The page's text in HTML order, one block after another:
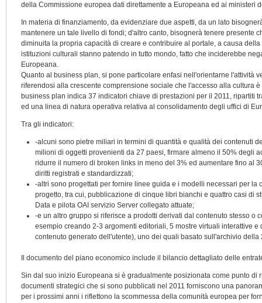
della Commissione europea dati direttamente a Europeana ed ai ministeri
In materia di finanziamento, da evidenziare due aspetti, da un lato
mantenere un tale livello di fondi; d'altro canto, bisognerà tenere presente
diminuita la propria capacità di creare e contribuire al portale, a causa
istituzioni culturali stanno patendo in tutto mondo, fatto che inciderebbe
Europeana.
Quanto al business plan, si pone particolare enfasi nell'orientarne l'attività
riferendosi alla crescente comprensione sociale che l'accesso alla cultura
business plan indica 37 indicatori chiave di prestazioni per il 2011, ripartiti
ed una linea di natura operativa relativa al consolidamento degli uffici di
Tra gli indicatori:
-alcuni sono pietre miliari in termini di quantità e qualità dei contenuti
milioni di oggetti provenienti da 27 paesi, firmare almeno il 50% degli
ridurre il numero di broken links in meno del 3% ed aumentare fino al
diritti registrati e standardizzati;
-altri sono progettati per fornire linee guida e i modelli necessari per la
progetto, tra cui, pubblicazione di cinque libri bianchi e quattro casi di
Data e pilota OAI servizio Server collegato attuate;
-e un altro gruppo si riferisce a prodotti derivati dal contenuto stesso o
esempio creando 2-3 argomenti editoriali, 5 mostre virtuali interattive
contenuto generato dell'utente), uno dei quali basato sull'archivio della
Il documento del piano economico include il bilancio dettagliato delle
Sin dal suo inizio Europeana si è gradualmente posizionata come punto di
documenti strategici che si sono pubblicati nel 2011 forniscono una
per i prossimi anni i riflettono la scommessa della comunità europea per